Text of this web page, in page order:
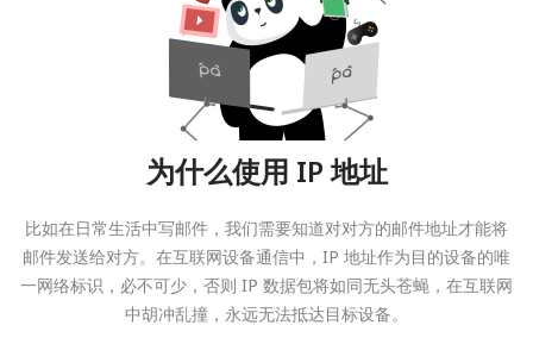
为什么使用 IP 地址
比如在日常生活中写邮件，我们需要知道对对方的邮件地址才能将
邮件发送给对方。在互联网设备通信中，IP 地址作为目的设备的唯
一网络标识，必不可少，否则 IP 数据包将如同无头苍蝇，在互联网
中胡冲乱撞，永远无法抵达目标设备。